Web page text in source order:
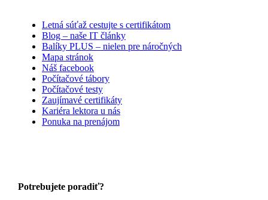
Letná súťaž cestujte s certifikátom
Blog – naše IT články
Balíky PLUS – nielen pre náročných
Mapa stránok
Náš facebook
Počítačové tábory
Počítačové testy
Zaujímavé certifikáty
Kariéra lektora u nás
Ponuka na prenájom
Potrebujete poradiť?